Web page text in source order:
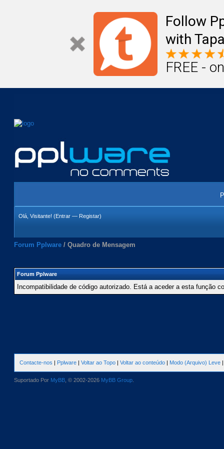
Follow
with
FREE -
Olá, Visitante! (Entrar — Registar)
Forum Pplware / Quadro de Mensagem
Forum Pplware
Incompatibilidade de código autorizado. Está a aceder a esta função
Contacte-nos | Pplware | Voltar ao Topo | Voltar ao conteúdo | Modo (Arquivo) Leve
Suportado Por MyBB , © 2002-2026 MyBB Group